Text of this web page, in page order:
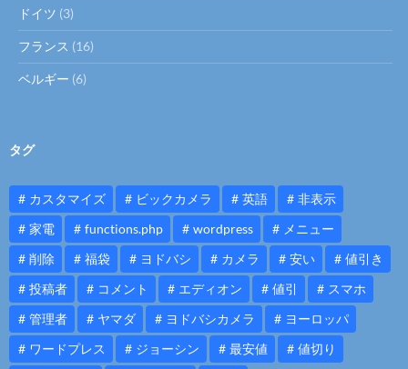
ドイツ (3)
フランス (16)
ベルギー (6)
タグ
カスタマイズ ビックカメラ 英語
非表示
家電
functions.php wordpress
メニュー
削除
福袋 ヨドバシ カメラ 安い
値引き
投稿者
コメント エディオン 値引
スマホ
管理者
ヤマダ ヨドバシカメラ
ヨーロッパ
ワードプレス
ジョーシン 最安値 値切り